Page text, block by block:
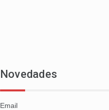
Novedades
Email